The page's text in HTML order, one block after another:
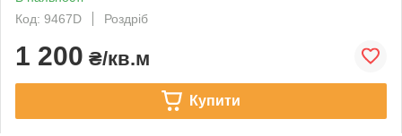
Код: 9467D
Роздріб
1 200 ₴/кв.м
Купити